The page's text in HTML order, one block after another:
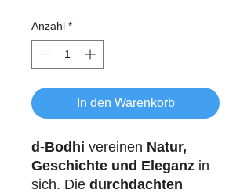
Anzahl *
In den Warenkorb
d-Bodhi vereinen Natur,
Geschichte und Eleganz in
sich. Die durchdachten